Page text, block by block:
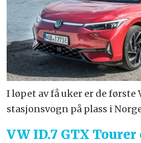
I løpet av få uker er de første
stasjonsvogn på plass i
VW ID.7 GTX